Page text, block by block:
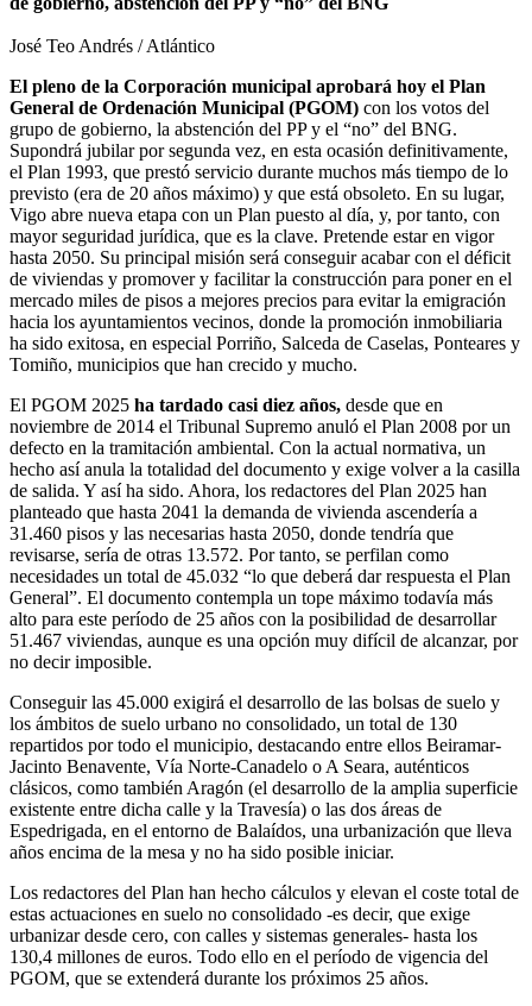
José Teo Andrés / Atlántico
El pleno de la Corporación municipal aprobará hoy el Plan
General de Ordenación Municipal (PGOM) con los votos del
grupo de gobierno, la abstención del PP y el “no” del BNG.
Supondrá jubilar por segunda vez, en esta ocasión definitivamente,
el Plan 1993, que prestó servicio durante muchos más tiempo de lo
previsto (era de 20 años máximo) y que está obsoleto. En su lugar,
Vigo abre nueva etapa con un Plan puesto al día, y, por tanto, con
mayor seguridad jurídica, que es la clave. Pretende estar en vigor
hasta 2050. Su principal misión será conseguir acabar con el déficit
de viviendas y promover y facilitar la construcción para poner en el
mercado miles de pisos a mejores precios para evitar la emigración
hacia los ayuntamientos vecinos, donde la promoción inmobiliaria
ha sido exitosa, en especial Porriño, Salceda de Caselas, Ponteares y
Tomiño, municipios que han crecido y mucho.
El PGOM 2025 ha tardado casi diez años, desde que en
noviembre de 2014 el Tribunal Supremo anuló el Plan 2008 por un
defecto en la tramitación ambiental. Con la actual normativa, un
hecho así anula la totalidad del documento y exige volver a la casilla
de salida. Y así ha sido. Ahora, los redactores del Plan 2025 han
planteado que hasta 2041 la demanda de vivienda ascendería a
31.460 pisos y las necesarias hasta 2050, donde tendría que
revisarse, sería de otras 13.572. Por tanto, se perfilan como
necesidades un total de 45.032 “lo que deberá dar respuesta el Plan
General”. El documento contempla un tope máximo todavía más
alto para este período de 25 años con la posibilidad de desarrollar
51.467 viviendas, aunque es una opción muy difícil de alcanzar, por
no decir imposible.
Conseguir las 45.000 exigirá el desarrollo de las bolsas de suelo y
los ámbitos de suelo urbano no consolidado, un total de 130
repartidos por todo el municipio, destacando entre ellos Beiramar-
Jacinto Benavente, Vía Norte-Canadelo o A Seara, auténticos
clásicos, como también Aragón (el desarrollo de la amplia superficie
existente entre dicha calle y la Travesía) o las dos áreas de
Espedrigada, en el entorno de Balaídos, una urbanización que lleva
años encima de la mesa y no ha sido posible iniciar.
Los redactores del Plan han hecho cálculos y elevan el coste total de
estas actuaciones en suelo no consolidado -es decir, que exige
urbanizar desde cero, con calles y sistemas generales- hasta los
130,4 millones de euros. Todo ello en el período de vigencia del
PGOM, que se extenderá durante los próximos 25 años.